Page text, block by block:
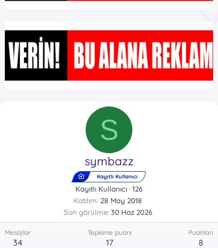
S
symbazz
Kayıtlı Kullanıcı
Kayıtlı Kullanıcı · 126
Katılım 28 May 2018
Son görülme 30 Haz 2026
Mesajlar
34
Tepkime puanı
17
Puanları
8